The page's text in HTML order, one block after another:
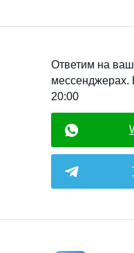
Ответим на
мессенджерах.
20:00